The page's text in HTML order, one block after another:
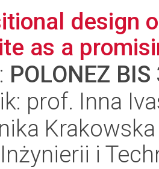
design
as a
POLONEZ BIS
prof. Inna
Inżynierii i